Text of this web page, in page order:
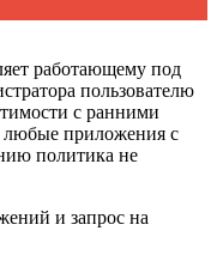
работающему под
пользователю
с ранними
любые приложения с
политика не
и запрос на